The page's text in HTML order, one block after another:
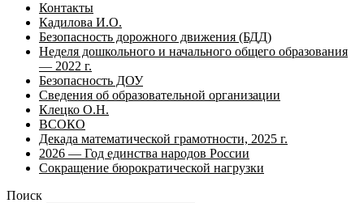
Контакты
Кадилова И.О.
Безопасность дорожного движения (БДД)
Неделя дошкольного и начального общего образования
— 2022 г.
Безопасность ДОУ
Сведения об образовательной организации
Клецко О.Н.
ВСОКО
Декада математической грамотности, 2025 г.
2026 — Год единства народов России
Сокращение бюрократической нагрузки
Поиск